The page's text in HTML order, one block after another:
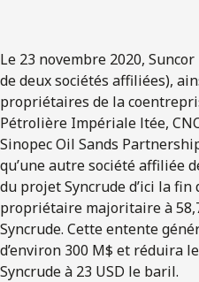
Le 23 novembre 2020,
de deux sociétés affiliées),
propriétaires de la
Pétrolière Impériale ltée,
Sinopec Oil Sands
qu’une autre société affiliée
du projet Syncrude d’ici la fin
propriétaire majoritaire à
Syncrude. Cette entente
d’environ 300 M$ et réduira
Syncrude à 23 USD le baril.